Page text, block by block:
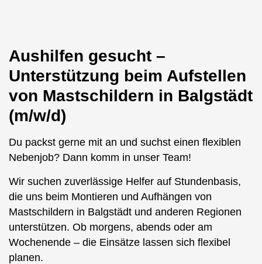
Aushilfen gesucht –
Unterstützung beim Aufstellen
von Mastschildern in Balgstädt
(m/w/d)
Du packst gerne mit an und suchst einen flexiblen
Nebenjob? Dann komm in unser Team!
Wir suchen zuverlässige Helfer auf Stundenbasis,
die uns beim Montieren und Aufhängen von
Mastschildern in Balgstädt und anderen Regionen
unterstützen. Ob morgens, abends oder am
Wochenende – die Einsätze lassen sich flexibel
planen.